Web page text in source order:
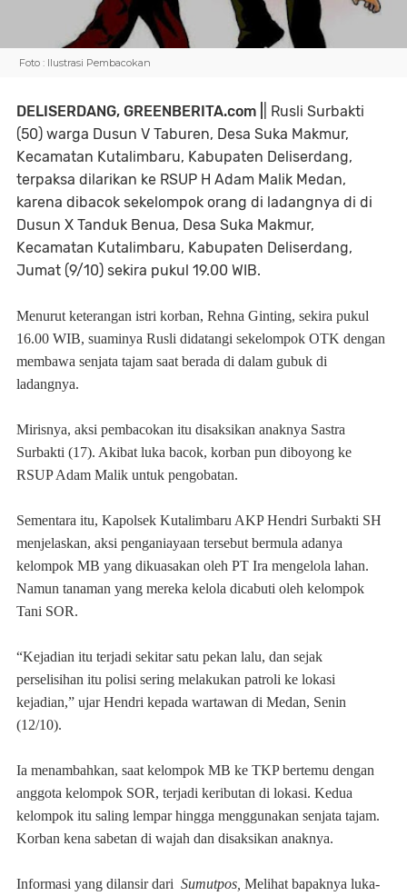
Foto : Ilustrasi Pembacokan
DELISERDANG, GREENBERITA.com |
| Rusli Surbakti
(50) warga Dusun V Taburen, Desa Suka Makmur,
Kecamatan Kutalimbaru, Kabupaten Deliserdang,
terpaksa dilarikan ke RSUP H Adam Malik Medan,
karena dibacok sekelompok orang di ladangnya di di
Dusun X Tanduk Benua, Desa Suka Makmur,
Kecamatan Kutalimbaru, Kabupaten Deliserdang,
Jumat (9/10) sekira pukul 19.00 WIB.
Menurut keterangan istri korban, Rehna Ginting, sekira pukul
16.00 WIB, suaminya Rusli didatangi sekelompok OTK dengan
membawa senjata tajam saat berada di dalam gubuk di
ladangnya.
Mirisnya, aksi pembacokan itu disaksikan anaknya Sastra
Surbakti (17). Akibat luka bacok, korban pun diboyong ke
RSUP Adam Malik untuk pengobatan.
Sementara itu, Kapolsek Kutalimbaru AKP Hendri Surbakti SH
menjelaskan, aksi penganiayaan tersebut bermula adanya
kelompok MB yang dikuasakan oleh PT Ira mengelola lahan.
Namun tanaman yang mereka kelola dicabuti oleh kelompok
Tani SOR.
“Kejadian itu terjadi sekitar satu pekan lalu, dan sejak
perselisihan itu polisi sering melakukan patroli ke lokasi
kejadian,” ujar Hendri kepada wartawan di Medan, Senin
(12/10).
Ia menambahkan, saat kelompok MB ke TKP bertemu dengan
anggota kelompok SOR, terjadi keributan di lokasi. Kedua
kelompok itu saling lempar hingga menggunakan senjata tajam.
Korban kena sabetan di wajah dan disaksikan anaknya.
Informasi yang dilansir dari Sumutpos, Melihat bapaknya luka-